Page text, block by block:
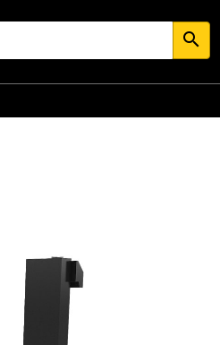
search